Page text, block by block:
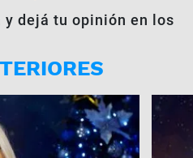
dejá tu opinión en los